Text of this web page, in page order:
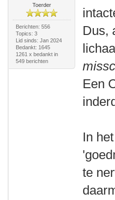
Toerder
Berichten: 556
Topics: 3
Lid sinds: Jan 2024
Bedankt: 1645
1261 x bedankt in
549 berichten
Dus,
Een
In
te